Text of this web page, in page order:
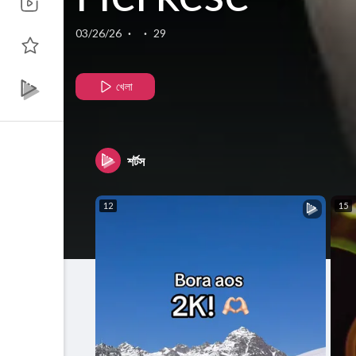
Düşman Olur.
#xemreedit
#öneçıkar
#keşfet
#eşrefrüya
03/26/26 · · 29
খেলা
শর্টস
12 15